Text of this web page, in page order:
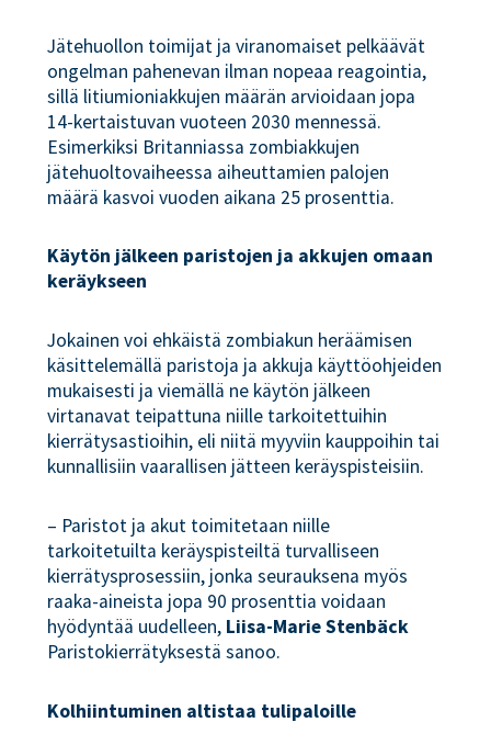
Jätehuollon toimijat ja viranomaiset pelkäävät
ongelman pahenevan ilman nopeaa reagointia,
sillä litiumioniakkujen määrän arvioidaan jopa
14-kertaistuvan vuoteen 2030 mennessä.
Esimerkiksi Britanniassa zombiakkujen
jätehuoltovaiheessa aiheuttamien palojen
määrä kasvoi vuoden aikana 25 prosenttia.
Käytön jälkeen paristojen ja akkujen omaan
keräykseen
Jokainen voi ehkäistä zombiakun heräämisen
käsittelemällä paristoja ja akkuja käyttöohjeiden
mukaisesti ja viemällä ne käytön jälkeen
virtanavat teipattuna niille tarkoitettuihin
kierrätysastioihin, eli niitä myyviin kauppoihin tai
kunnallisiin vaarallisen jätteen keräyspisteisiin.
– Paristot ja akut toimitetaan niille
tarkoitetuilta keräyspisteiltä turvalliseen
kierrätysprosessiin, jonka seurauksena myös
raaka-aineista jopa 90 prosenttia voidaan
hyödyntää uudelleen, Liisa-Marie Stenbäck
Paristokierrätyksestä sanoo.
Kolhiintuminen altistaa tulipaloille